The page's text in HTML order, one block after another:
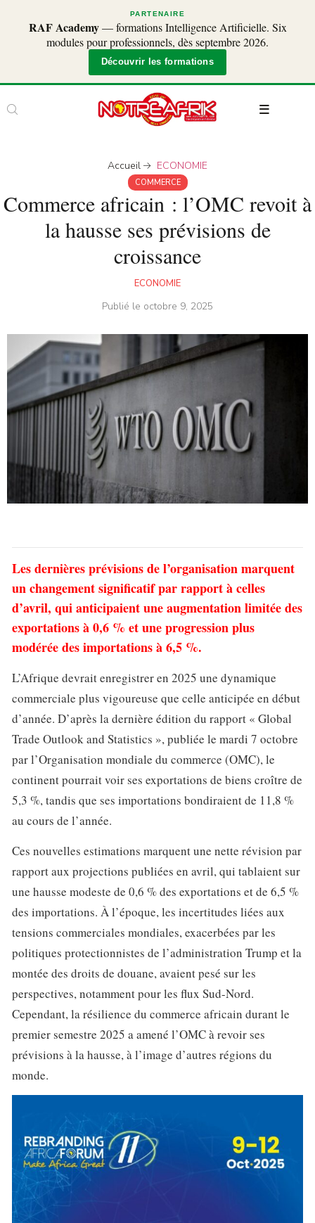
PARTENAIRE
RAF Academy— formations Intelligence Artificielle. Six
modules pour professionnels, dès septembre 2026.
Découvrir les formations
Accueil ECONOMIE
COMMERCE
Commerce africain : l’OMC revoit à
la hausse ses prévisions de
croissance
ECONOMIE
Publié le octobre 9, 2025
Les dernières prévisions de l’organisation marquent
un changement significatif par rapport à celles
d’avril, qui anticipaient une augmentation limitée des
exportations à 0,6 % et une progression plus
modérée des importations à 6,5 %.
L’Afrique devrait enregistrer en 2025 une dynamique
commerciale plus vigoureuse que celle anticipée en début
d’année. D’après la dernière édition du rapport « Global
Trade Outlook and Statistics », publiée le mardi 7 octobre
par l’Organisation mondiale du commerce (OMC), le
continent pourrait voir ses exportations de biens croître de
5,3 %, tandis que ses importations bondiraient de 11,8 %
au cours de l’année.
Ces nouvelles estimations marquent une nette révision par
rapport aux projections publiées en avril, qui tablaient sur
une hausse modeste de 0,6 % des exportations et de 6,5 %
des importations. À l’époque, les incertitudes liées aux
tensions commerciales mondiales, exacerbées par les
politiques protectionnistes de l’administration Trump et la
montée des droits de douane, avaient pesé sur les
perspectives, notamment pour les flux Sud-Nord.
Cependant, la résilience du commerce africain durant le
premier semestre 2025 a amené l’OMC à revoir ses
prévisions à la hausse, à l’image d’autres régions du
monde.